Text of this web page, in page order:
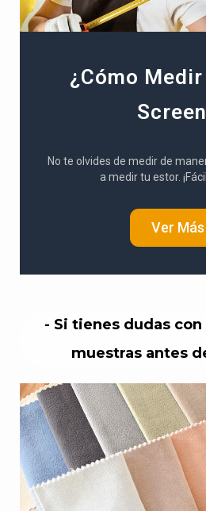
¿Cómo
No te olvides de medir de
a medir tu estor.
Ver Más
- Si tienes dudas
muestras antes